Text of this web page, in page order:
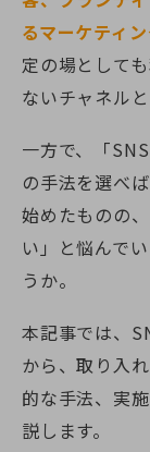
るマーケティ
定の場として
ないチャネルと
一方で、「
の手法を選べ
始めたものの
い」と悩んで
うか。
本記事では、
から、取り入
的な手法、実
説します。